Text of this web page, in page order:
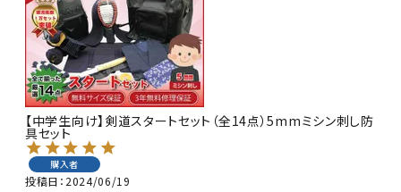
【中学生向け】剣道スタートセット（全14点）5mmミシン刺し防
具セット
購入者
投稿日 2024/06/19